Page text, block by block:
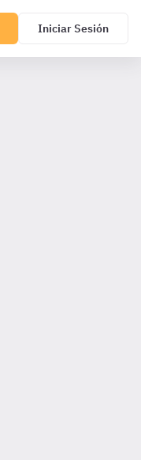
Iniciar Sesión